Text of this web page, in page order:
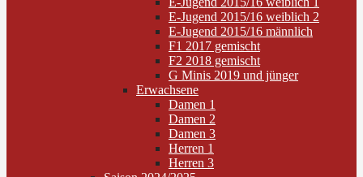
E-Jugend 2015/16 weiblich 2
E-Jugend 2015/16 männlich
F1 2017 gemischt
F2 2018 gemischt
G Minis 2019 und jünger
Erwachsene
Damen 1
Damen 2
Damen 3
Herren 1
Herren 3